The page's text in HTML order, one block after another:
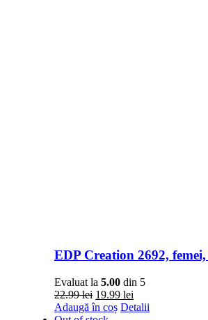
EDP Creation 2692,
Evaluat la 5.00din 5
22.99lei Prețul
inițial
19.99 leiPrețul
curent
Adaugă în coș Detalii